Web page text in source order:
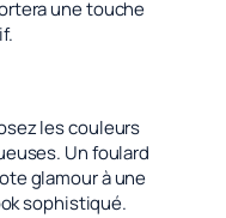
une touche
les couleurs
Un foulard
glamour à une
sophistiqué.